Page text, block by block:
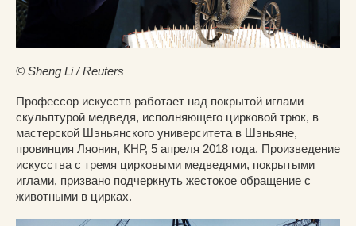
© Sheng Li / Reuters
Профессор искусств работает над покрытой иглами
скульптурой медведя, исполняющего цирковой трюк, в
мастерской Шэньянского университета в Шэньяне,
провинция Ляонин, КНР, 5 апреля 2018 года. Произведение
искусства с тремя цирковыми медведями, покрытыми
иглами, призвано подчеркнуть жестокое обращение с
животными в цирках.